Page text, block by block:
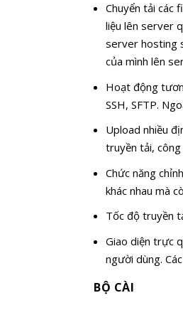
Chuyển tải các
liệu lên server
server hosting
của mình lên
Hoạt động
SSH, SFTP.
Upload nhiều
truyền tải,
Chức năng
khác nhau mà
Tốc độ truyền
Giao diện trực
người dùng.
BỘ CÀI